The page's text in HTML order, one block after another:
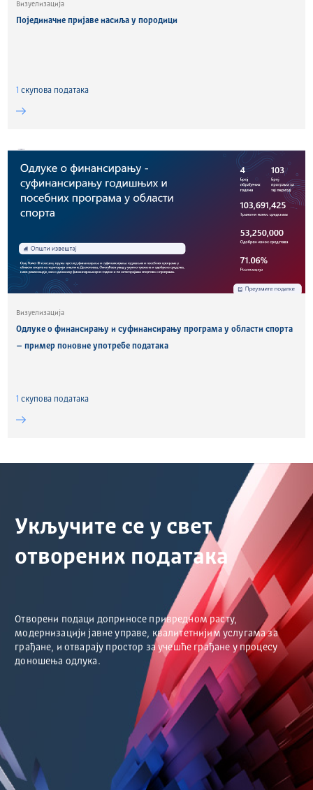
Визуелизација
Појединачне пријаве насиља у породици
скуповa података
Визуелизација
Одлуке о финансирању и суфинансирању програма у области спорта
– пример поновне употребе података
скуповa података
Укључите се у свет
отворених података
Отворени подаци доприносе привредном расту,
модернизацији јавне управе, квалитетнијим услугама за
грађане, и отварају простор за учешће грађане у процесу
доношења одлука.